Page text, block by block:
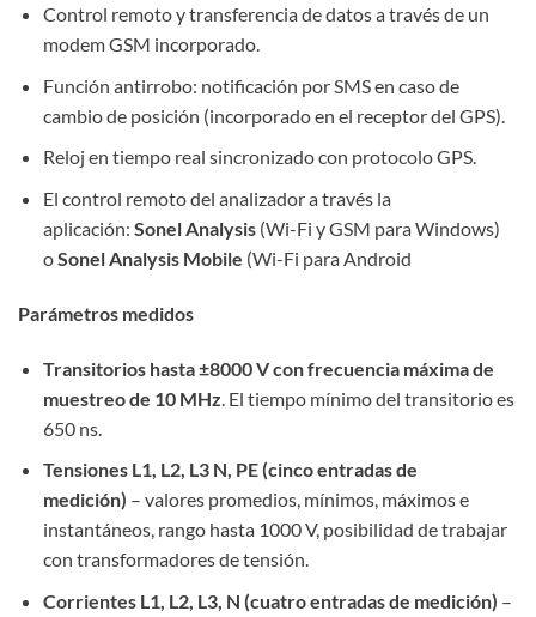
Control remoto y transferencia de datos a través de un
modem GSM incorporado.
Función antirrobo: notificación por SMS en caso de
cambio de posición (incorporado en el receptor del GPS).
Reloj en tiempo real sincronizado con protocolo GPS.
El control remoto del analizador a través la
aplicación: Sonel Analysis(Wi-Fi y GSM para Windows)
oSonel Analysis Mobile (Wi-Fi para Android
Parámetros medidos
Transitorios hasta ±8000 V con frecuencia máxima de
muestreo de 10 MHz . El tiempo mínimo del transitorio es
650 ns.
Tensiones L1, L2, L3 N, PE (cinco entradas de
medición) – valores promedios, mínimos, máximos e
instantáneos, rango hasta 1000 V, posibilidad de trabajar
con transformadores de tensión.
Corrientes L1, L2, L3, N (cuatro entradas de medición) –